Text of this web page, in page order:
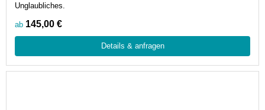
Unglaubliches.
ab 145,00 €
Details & anfragen